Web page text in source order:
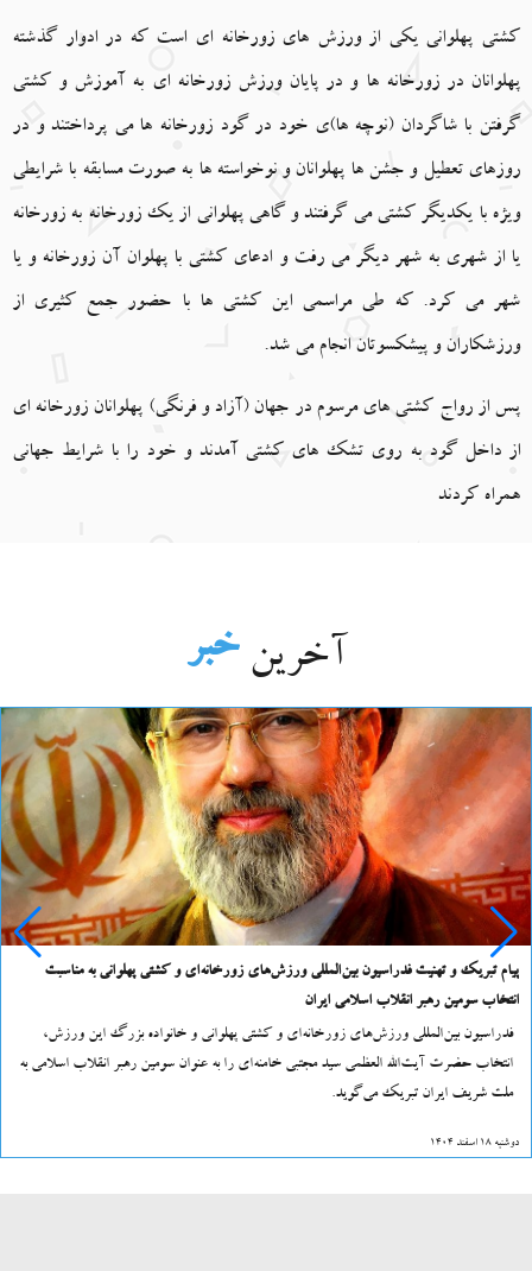
کشتی پهلوانی یکی از ورزش های زورخانه ای است که در ادوار گذشته
پهلوانان در زورخانه ها و در پایان ورزش زورخانه ای به آموزش و کشتی
گرفتن با شاگردان (نوچه ها)ی خود در گود زورخانه ها می پرداختند و در
روزهاى تعطیل و جشن ها پهلوانان و نوخواسته ها به صورت مسابقه با شرایطی
ویژه با یکدیگر کشتی می گرفتند و گاهی پهلوانی از یک زورخانه به زورخانه
یا از شهری به شهر دیگر می رفت و ادعای کشتی با پهلوان آن زورخانه و یا
شهر می کرد. که طی مراسمی این کشتی ها با حضور جمع کثیری از
ورزشکاران و پیشکسوتان انجام می شد.
پس از رواج کشتی های مرسوم در جهان (آزاد و فرنگی) پهلوانان زورخانه ای
از داخل گود به روی تشک های کشتی آمدند و خود را با شرایط جهانی
همراه کردند
آخرینخبر
پیام تبریک و تهنیت فدراسیون بین‌المللی ورزش‌های زورخانه‌ای و کشتی پهلوانی به مناسبت
انتخاب سومین رهبر انقلاب اسلامی ایران
فدراسیون بین‌المللی ورزش‌های زورخانه‌ای و کشتی پهلوانی و خانواده بزرگ این ورزش،
انتخاب حضرت آیت‌الله العظمی سید مجتبی خامنه‌ای را به عنوان سومین رهبر انقلاب اسلامی به
ملت شریف ایران تبریک می‌گوید.
دوشنبه 18 اسفند 1404